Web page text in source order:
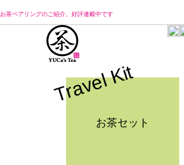
お茶ペアリングのご紹介。好評連載中です
YUCa’s Teaについて
コンセプト
ブランドオーナーからのメッセージ
チームのご紹介
お茶について
お茶セット
Travel Kit